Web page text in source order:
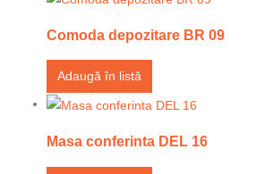
Comoda depozitare BR 09
Adaugă în listă
Masa conferinta DEL 16